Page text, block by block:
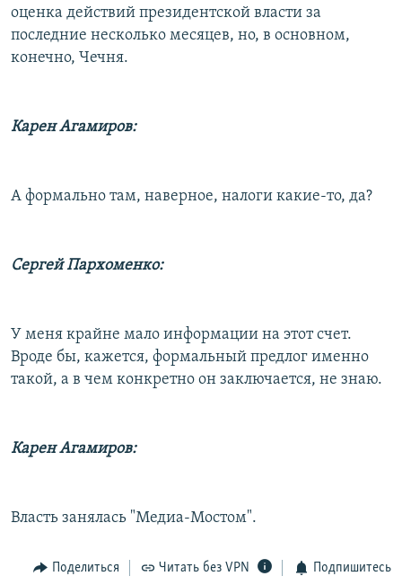
оценка действий президентской власти за
последние несколько месяцев, но, в основном,
конечно, Чечня.
Карен Агамиров:
А формально там, наверное, налоги какие-то, да?
Сергей Пархоменко:
У меня крайне мало информации на этот счет.
Вроде бы, кажется, формальный предлог именно
такой, а в чем конкретно он заключается, не знаю.
Карен Агамиров:
Власть занялась "Медиа-Мостом".
Поделиться Читать без VPN Подпишитесь